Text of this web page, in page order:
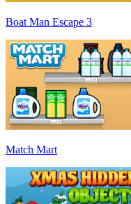
Boat Man Escape 3
Match Mart